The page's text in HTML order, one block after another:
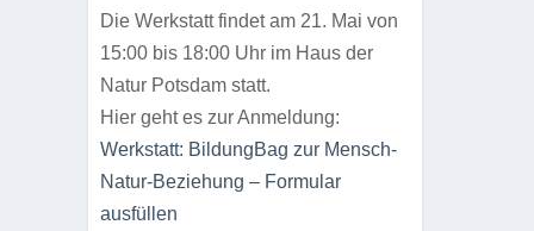
Die Werk­statt fin­det am 21. Mai von
15:00 bis 18:00 Uhr im Haus der
Natur Pots­dam statt.
Hier geht es zur Anmeldung:
Werk­statt: Bil­dung­Bag zur Mensch-
Natur-Bezie­hung – For­mu­lar
ausfüllen